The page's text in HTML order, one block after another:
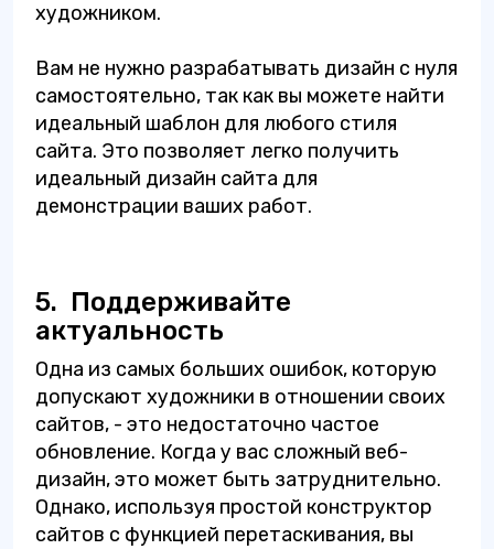
художником.
Вам не нужно разрабатывать дизайн с нуля
самостоятельно, так как вы можете найти
идеальный шаблон для любого стиля
сайта. Это позволяет легко получить
идеальный дизайн сайта для
демонстрации ваших работ.
5. Поддерживайте
актуальность
Одна из самых больших ошибок, которую
допускают художники в отношении своих
сайтов, - это недостаточно частое
обновление. Когда у вас сложный веб-
дизайн, это может быть затруднительно.
Однако, используя простой конструктор
сайтов с функцией перетаскивания, вы